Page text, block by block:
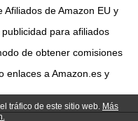
de Amazon EU y
para afiliados
de obtener comisiones
enlaces a Amazon.es y
tráfico de este sitio web. Más